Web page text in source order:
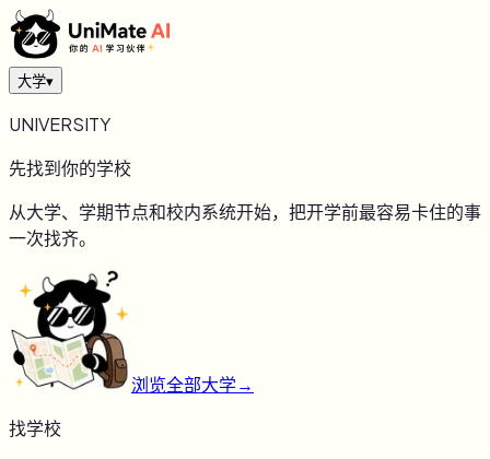
大学▾
UNIVERSITY
先找到你的学校
从大学、学期节点和校内系统开始，把开学前最容易卡住的事
一次找齐。
浏览全部大学→
找学校